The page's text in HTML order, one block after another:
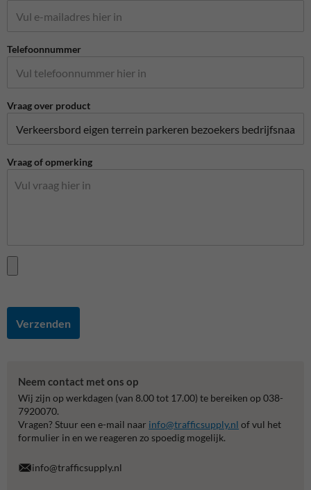
Telefoonnummer
Vraag over product
Vraag of opmerking
Verzenden
Neem contact met ons op
Wij zijn op werkdagen (van 8.00 tot 17.00) te bereiken op 038-
7920070.
Vragen? Stuur een e-mail naar info@trafficsupply.nl of vul het
formulier in en we reageren zo spoedig mogelijk.
info@trafficsupply.nl